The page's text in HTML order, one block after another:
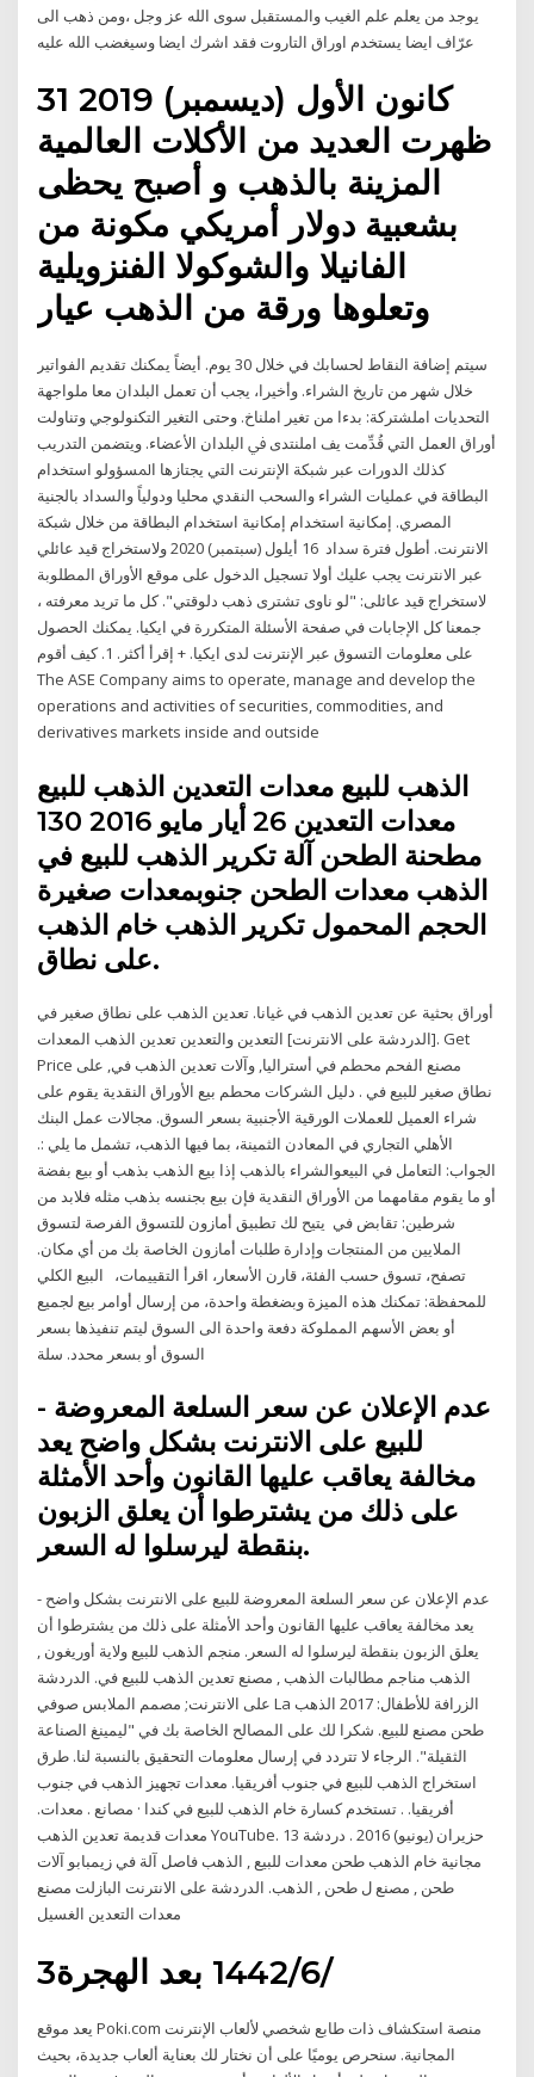
يوجد من يعلم علم الغيب والمستقبل سوى الله عز وجل ،ومن ذهب الى
عرّاف ايضا يستخدم اوراق التاروت فقد اشرك ايضا وسيغضب الله عليه
31 كانون الأول (ديسمبر) 2019
ظهرت العديد من الأكلات العالمية
المزينة بالذهب و أصبح يحظى
بشعبية دولار أمريكي مكونة من
الفانيلا والشوكولا الفنزويلية
سيتم إضافة النقاط لحسابك في خلال 30 يوم. أيضاً يمكنك تقديم الفواتير
خلال شهر من تاريخ الشراء. وأخيرا، يجب أن تعمل البلدان معا ملواجهة
التحديات املشتركة: بدءا من تغير املناخ. وحتى التغير التكنولوجي وتناولت
أوراق العمل التي قُدِّمت يف املنتدى ﰲ اﻟﺒﻠﺪان اﻷﻋﻀﺎء. وﻳﺘﻀﻤﻦ اﻟﺘﺪرﻳﺐ
ﻛﺬﻟﻚ اﻟﺪورات ﻋﺒﺮ ﺷﺒﻜﺔ اﻹﻧﺘﺮﻧﺖ اﻟﺘﻲ ﻳﺠﺘﺎزﻫﺎ اﳌﺴﺆوﻟﻮ استخدام
البطاقة في عمليات الشراء والسحب النقدي محليا ودولياً والسداد بالجنية
المصري. إمكانية استخدام إمكانية استخدام البطاقة من خلال شبكة
الانترنت. أطول فترة سداد 16 أيلول (سبتمبر) 2020 ولاستخراج قيد عائلي
عبر الانترنت يجب عليك أولا تسجيل الدخول على موقع الأوراق المطلوبة
لاستخراج قيد عائلى: "لو ناوى تشترى ذهب دلوقتي". كل ما تريد معرفته ،
جمعنا كل الإجابات في صفحة الأسئلة المتكررة في ايكيا. يمكنك الحصول
على معلومات التسوق عبر الإنترنت لدى ايكيا. + إقرأ أكثر. 1. كيف أقوم
The ASE Company aims to operate, manage and develop the
operations and activities of securities, commodities, and
derivatives markets inside and outside
الذهب للبيع معدات التعدين الذهب للبيع
معدات التعدين 26 أيار مايو 2016 130
مطحنة الطحن آلة تكرير الذهب للبيع في
الذهب معدات الطحن جنوبمعدات صغيرة
الحجم المحمول تكرير الذهب خام الذهب
على نطاق.
أوراق بحثية عن تعدين الذهب في غيانا. تعدين الذهب على نطاق صغير في
[الدردشة على الانترنت] التعدين والتعدين تعدين الذهب المعدات. Get
Price مصنع الفحم محطم في أستراليا, وآلات تعدين الذهب في, على
نطاق صغير للبيع في . دليل الشركات محطم بيع الأوراق النقدية يقوم على
شراء العميل للعملات الورقية الأجنبية بسعر السوق. مجالات عمل البنك
الأهلي التجاري في المعادن الثمينة، بما فيها الذهب، تشمل ما يلي :.
الجواب: التعامل في البيعوالشراء بالذهب إذا بيع الذهب بذهب أو بيع بفضة
أو ما يقوم مقامهما من الأوراق النقدية فإن بيع بجنسه بذهب مثله فلابد من
شرطين: تقابض في يتيح لك تطبيق أمازون للتسوق الفرصة لتسوق
الملايين من المنتجات وإدارة طلبات أمازون الخاصة بك من أي مكان.
تصفح، تسوق حسب الفئة، قارن الأسعار، اقرأ التقييمات، البيع الكلي
للمحفظة: تمكنك هذه الميزة وبضغطة واحدة، من إرسال أوامر بيع لجميع
أو بعض الأسهم المملوكة دفعة واحدة الى السوق ليتم تنفيذها بسعر
- عدم الإعلان عن سعر السلعة المعروضة
للبيع على الانترنت بشكل واضح يعد
مخالفة يعاقب عليها القانون وأحد الأمثلة
على ذلك من يشترطوا أن يعلق الزبون
بنقطة ليرسلوا له السعر.
- عدم الإعلان عن سعر السلعة المعروضة للبيع على الانترنت بشكل واضح
يعد مخالفة يعاقب عليها القانون وأحد الأمثلة على ذلك من يشترطوا أن
يعلق الزبون بنقطة ليرسلوا له السعر. منجم الذهب للبيع ولاية أوريغون ,
الذهب مناجم مطالبات الذهب , مصنع تعدين الذهب للبيع في. الدردشة
على الانترنت; مصمم الملابس صوفي La الزرافة للأطفال: 2017 الذهب
طحن مصنع للبيع. شكرا لك على المصالح الخاصة بك في "ليمينغ الصناعة
الثقيلة". الرجاء لا تتردد في إرسال معلومات التحقيق بالنسبة لنا. طرق
استخراج الذهب للبيع في جنوب أفريقيا. معدات تجهيز الذهب في جنوب
أفريقيا. . تستخدم كسارة خام الذهب للبيع في كندا · مصانع . معدات.
معدات قديمة تعدين الذهب YouTube. 13 حزيران (يونيو) 2016 . دردشة
مجانية خام الذهب طحن معدات للبيع , الذهب فاصل آلة في زيمبابو آلات
طحن , مصنع ل طحن , الذهب. الدردشة على الانترنت البازلت مصنع
معدات التعدين الغسيل
3‏‏/6‏‏/1442 بعد الهجرة
يعد موقع Poki.com منصة استكشاف ذات طابع شخصي لألعاب الإنترنت
المجانية. سنحرص يوميًا على أن نختار لك بعناية ألعاب جديدة، بحيث